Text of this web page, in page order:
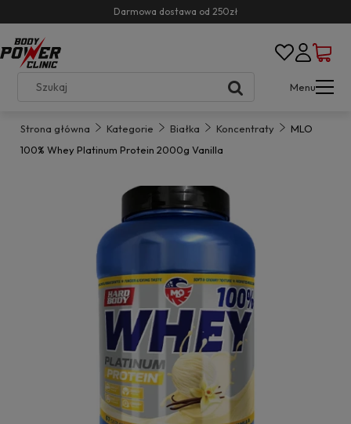
Darmowa dostawa od 250zł
Menu
Strona główna Kategorie Białka Koncentraty
MLO
100% Whey Platinum Protein 2000g Vanilla